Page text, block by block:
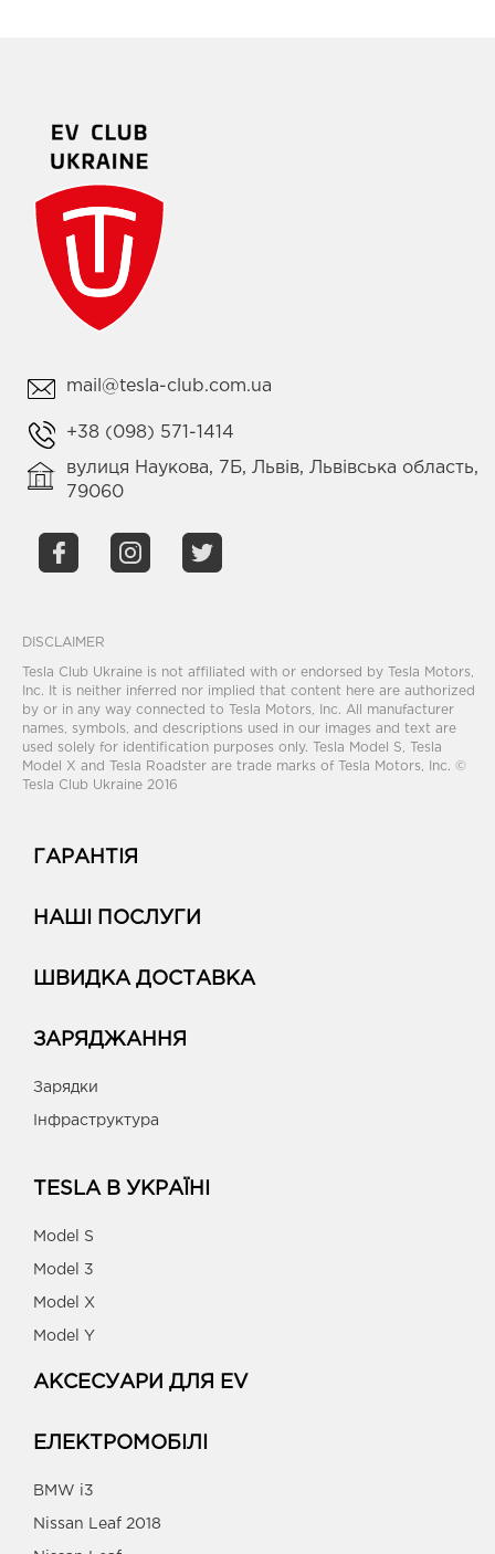
mail@tesla-club.com.ua
+38 (098) 571-1414
вулиця Наукова, 7Б, Львів, Львівська область,
79060
DISCLAIMER
Tesla Club Ukraine is not affiliated with or endorsed by Tesla Motors,
Inc. It is neither inferred nor implied that content here are authorized
by or in any way connected to Tesla Motors, Inc. All manufacturer
names, symbols, and descriptions used in our images and text are
used solely for identification purposes only. Tesla Model S, Tesla
Model X and Tesla Roadster are trade marks of Tesla Motors, Inc. ©
Tesla Club Ukraine 2016
ГАРАНТІЯ
НАШІ ПОСЛУГИ
ШВИДКА ДОСТАВКА
ЗАРЯДЖАННЯ
Зарядки
Інфраструктура
TESLA В УКРАЇНІ
Model S
Model 3
Model X
Model Y
АКСЕСУАРИ ДЛЯ EV
ЕЛЕКТРОМОБІЛІ
BMW i3
Nissan Leaf 2018